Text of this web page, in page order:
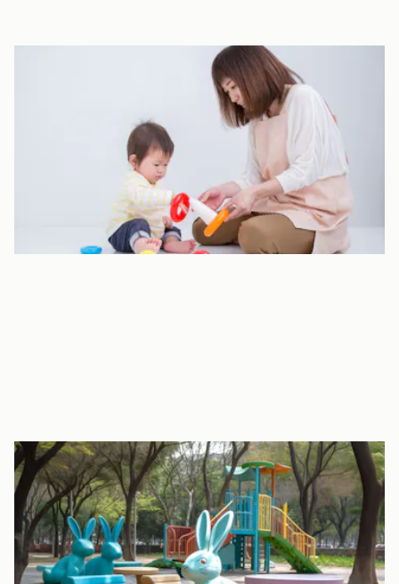
ワークルームは３歳児、ポケットルームは４歳児の生活スペース
ですが、３・４・５歳児が、好きな部屋で好きな遊びをできる
「オープン活動」の部屋にもなっています。オープン活動はこの２
部屋の他にホールと絵本コーナーもあり、いろんな体験ができま
遊具のある園庭
園庭にはアスレチック、ウォールクライミング、砂場、鉄棒など
の遊具があります。